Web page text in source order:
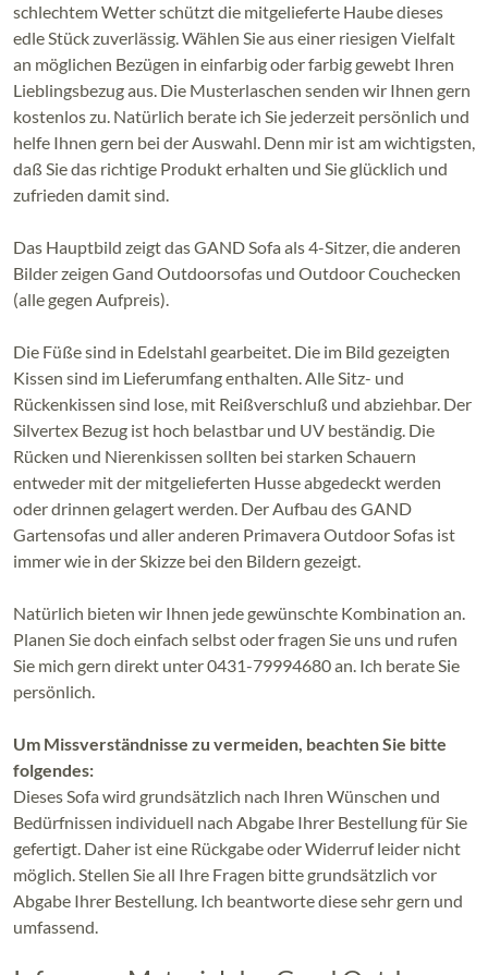
schlechtem Wetter schützt die mitgelieferte Haube dieses
edle Stück zuverlässig. Wählen Sie aus einer riesigen Vielfalt
an möglichen Bezügen in einfarbig oder farbig gewebt Ihren
Lieblingsbezug aus. Die Musterlaschen senden wir Ihnen gern
kostenlos zu. Natürlich berate ich Sie jederzeit persönlich und
helfe Ihnen gern bei der Auswahl. Denn mir ist am wichtigsten,
daß Sie das richtige Produkt erhalten und Sie glücklich und
zufrieden damit sind.
Das Hauptbild zeigt das GAND Sofa als 4-Sitzer, die anderen
Bilder zeigen Gand Outdoorsofas und Outdoor Couchecken
(alle gegen Aufpreis).
Die Füße sind in Edelstahl gearbeitet. Die im Bild gezeigten
Kissen sind im Lieferumfang enthalten. Alle Sitz- und
Rückenkissen sind lose, mit Reißverschluß und abziehbar. Der
Silvertex Bezug ist hoch belastbar und UV beständig. Die
Rücken und Nierenkissen sollten bei starken Schauern
entweder mit der mitgelieferten Husse abgedeckt werden
oder drinnen gelagert werden. Der Aufbau des GAND
Gartensofas und aller anderen Primavera Outdoor Sofas ist
immer wie in der Skizze bei den Bildern gezeigt.
Natürlich bieten wir Ihnen jede gewünschte Kombination an.
Planen Sie doch einfach selbst oder fragen Sie uns und rufen
Sie mich gern direkt unter 0431-79994680 an. Ich berate Sie
persönlich.
Um Missverständnisse zu vermeiden, beachten Sie bitte
folgendes:
Dieses Sofa wird grundsätzlich nach Ihren Wünschen und
Bedürfnissen individuell nach Abgabe Ihrer Bestellung für Sie
gefertigt. Daher ist eine Rückgabe oder Widerruf leider nicht
möglich. Stellen Sie all Ihre Fragen bitte grundsätzlich vor
Abgabe Ihrer Bestellung. Ich beantworte diese sehr gern und
umfassend.